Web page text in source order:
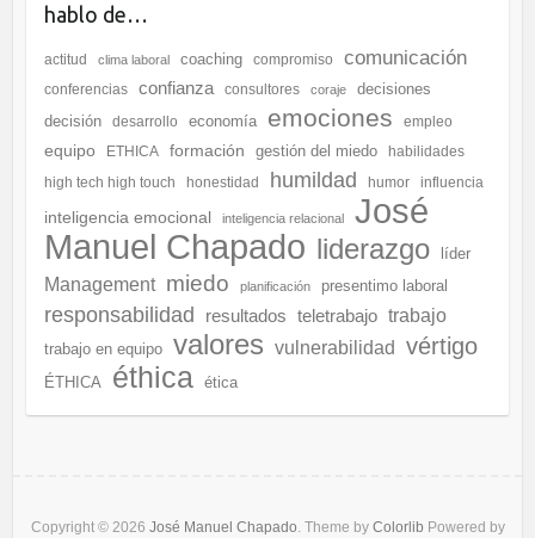
hablo de…
actitud clima laboral coaching compromiso comunicación
conferencias confianza consultores coraje
decisiones
decisión
desarrollo economía emociones empleo
equipo ETHICA formación gestión del miedo
habilidades
high tech high touch
honestidad humildad humor influencia
inteligencia emocional inteligencia relacional
José
Manuel Chapado liderazgo líder
Management miedo planificación presentimo laboral
responsabilidad resultados teletrabajo trabajo
trabajo en equipo valores vulnerabilidad vértigo
ÉTHICA éthica ética
Copyright © 2026 José Manuel Chapado. Theme by Colorlib Powered by